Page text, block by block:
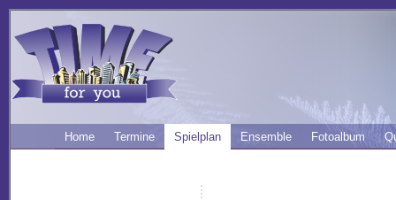
Home Termine Spielplan Ensemble Fotoalbum